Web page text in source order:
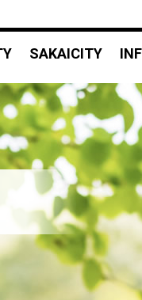
SAKAICITY